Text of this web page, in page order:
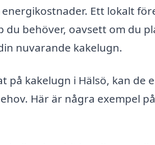
Ett lokalt
behöver, oavsett om du
nuvarande kakelugn.
kakelugn i Hälsö, kan de
Här är några exempel